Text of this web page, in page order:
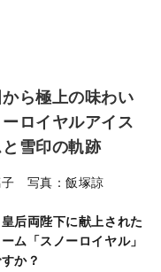
ら極上の味わい
ロイヤルアイス
雪印の軌跡
子 写真：飯塚諒
后両陛下に献上された
ム「スノーロイヤル」
か？